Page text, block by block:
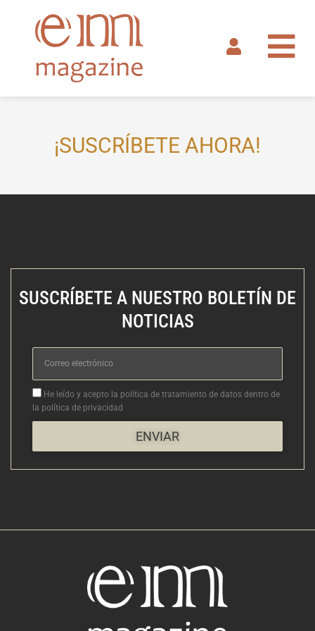
contenido
¡SUSCRÍBETE AHORA!
SUSCRÍBETE A NUESTRO BOLETÍN DE
NOTICIAS
Correo
electrónico
Aceptacion
He leído y acepto la política de tratamiento de datos dentro de
la política de privacidad
ENVIAR